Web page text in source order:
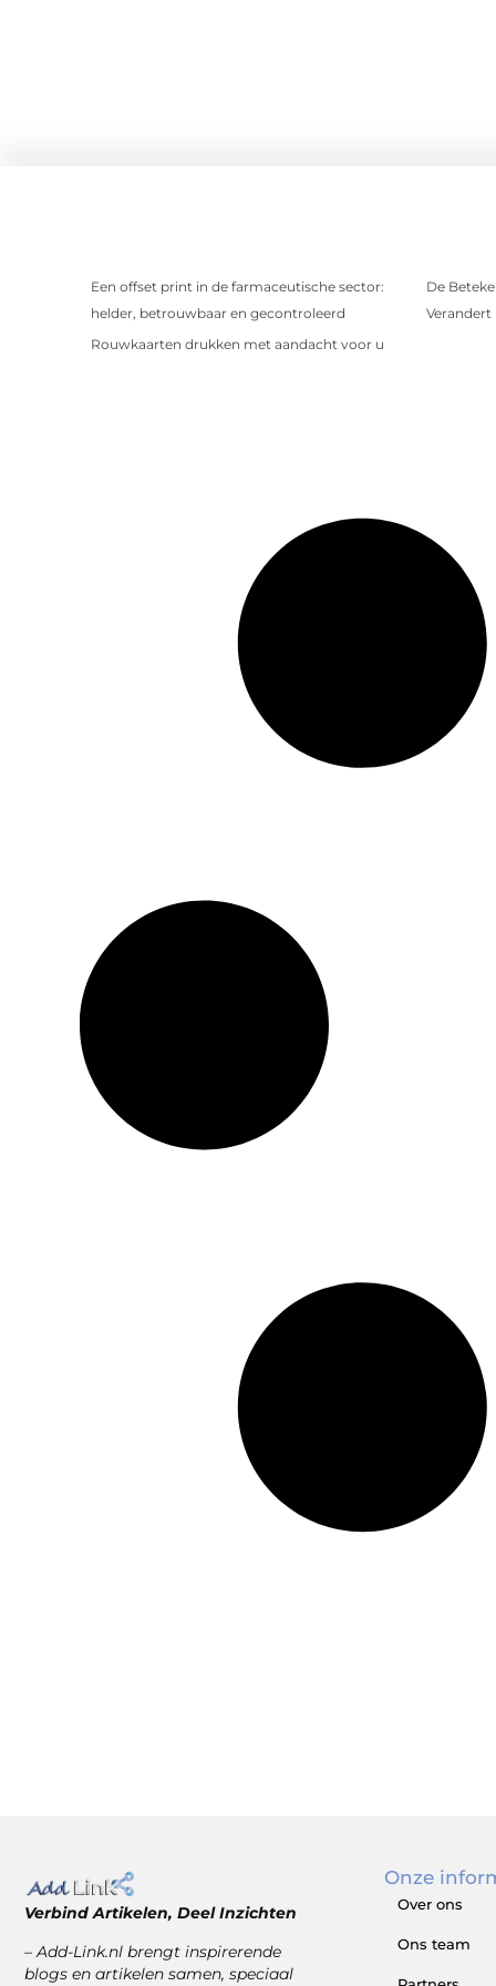
Een offset print in de farmaceutische sector:
helder, betrouwbaar en gecontroleerd
De
Verandert
Rouwkaarten drukken met aandacht voor u
Verbind Artikelen, Deel Inzichten
– Add-Link.nl brengt inspirerende
blogs en artikelen samen, speciaal
Onze
Over ons
Ons team